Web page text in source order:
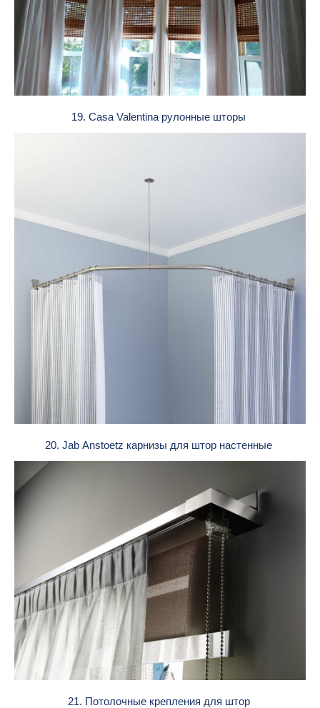
19. Casa Valentina рулонные шторы
20. Jab Anstoetz карнизы для штор настенные
21. Потолочные крепления для штор